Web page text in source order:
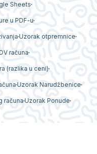
Sheets
u PDF-u
Uzorak otpremnice
računa
(razlika u ceni)
Uzorak Narudžbenice
računa Uzorak Ponude